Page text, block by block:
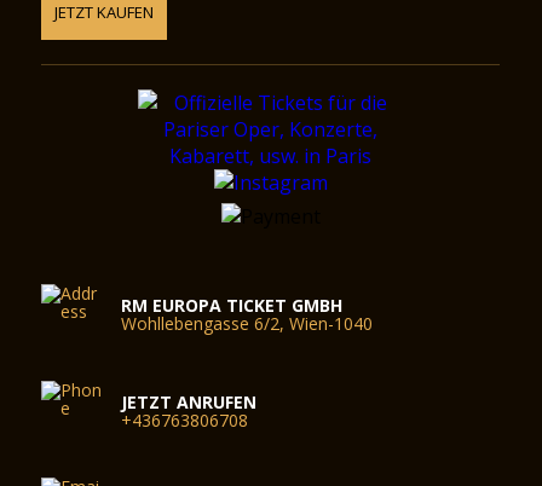
JETZT KAUFEN
RM EUROPA TICKET GMBH
Wohllebengasse 6/2, Wien-1040
JETZT ANRUFEN
+436763806708